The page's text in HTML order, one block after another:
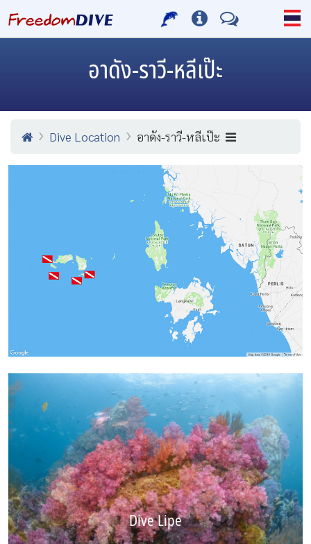
อาดัง-ราวี-หลีเป๊ะ
Dive Location อาดัง-ราวี-หลีเป๊ะ
Dive Lipe